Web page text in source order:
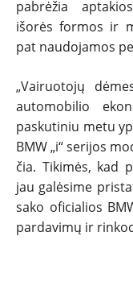
pabrėžia
išorės formos ir
pat naudojamos
„Vairuotojų
automobilio
paskutiniu metu
BMW „i“ serijos
čia. Tikimės, kad
jau galėsime
sako oficialios
pardavimų ir